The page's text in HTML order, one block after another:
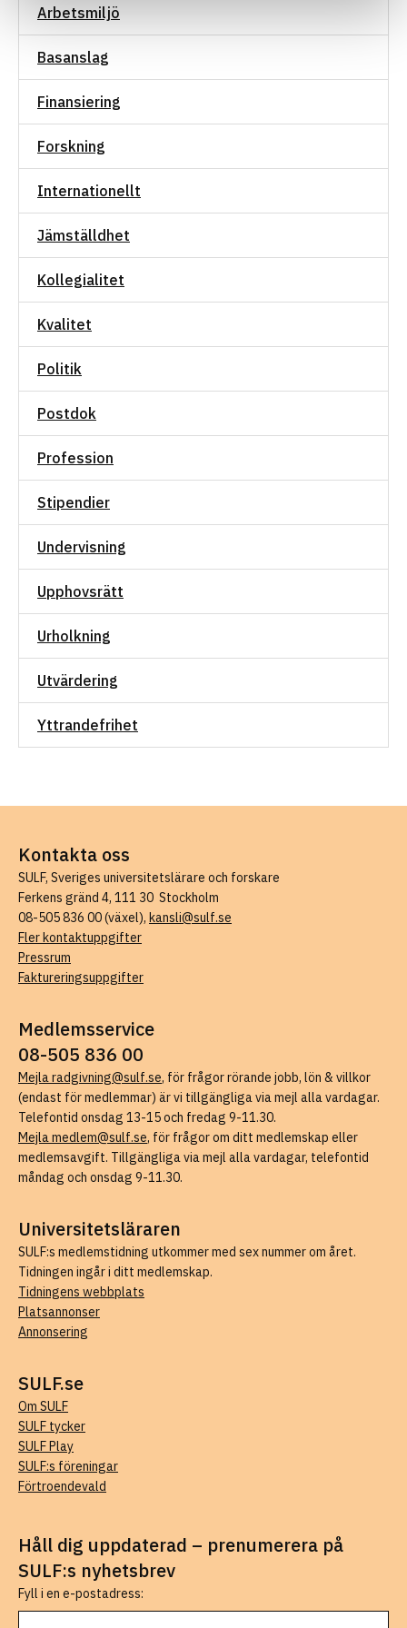
Arbetsmiljö
Basanslag
Finansiering
Forskning
Internationellt
Jämställdhet
Kollegialitet
Kvalitet
Politik
Postdok
Profession
Stipendier
Undervisning
Upphovsrätt
Urholkning
Utvärdering
Yttrandefrihet
Kontakta oss
SULF, Sveriges universitetslärare och forskare
Ferkens gränd 4, 111 30 Stockholm
08-505 836 00 (växel), kansli@sulf.se
Fler kontaktuppgifter
Pressrum
Faktureringsuppgifter
Medlemsservice
08-505 836 00
Mejla radgivning@sulf.se, för frågor rörande jobb, lön & villkor
(endast för medlemmar) är vi tillgängliga via mejl alla vardagar.
Telefontid onsdag 13-15 och fredag 9-11.30.
Mejla medlem@sulf.se, för frågor om ditt medlemskap eller
medlemsavgift. Tillgängliga via mejl alla vardagar, telefontid
måndag och onsdag 9-11.30.
Universitetsläraren
SULF:s medlemstidning utkommer med sex nummer om året.
Tidningen ingår i ditt medlemskap.
Tidningens webbplats
Platsannonser
Annonsering
SULF.se
Om SULF
SULF tycker
SULF Play
SULF:s föreningar
Förtroendevald
Håll dig uppdaterad – prenumerera på
SULF:s nyhetsbrev
Fyll i en e-postadress: